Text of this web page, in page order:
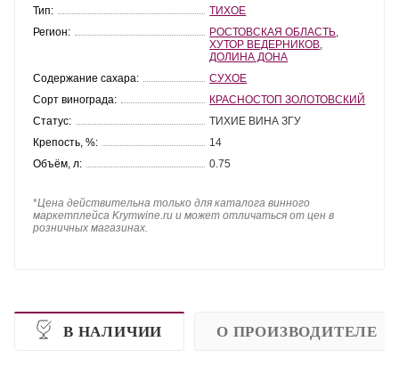
Тип:
ТИХОЕ
Регион:
РОСТОВСКАЯ ОБЛАСТЬ
ХУТОР ВЕДЕРНИКОВ
ДОЛИНА ДОНА
Содержание сахара:
СУХОЕ
Сорт винограда:
КРАСНОСТОП ЗОЛОТОВСКИЙ
Статус:
ТИХИЕ ВИНА ЗГУ
Крепость, %:
14
Объём, л:
0.75
*Цена действительна только для каталога винного
маркетплейса Krymwine.ru и может отличаться от цен в
розничных магазинах.
В НАЛИЧИИ О ПРОИЗВОДИТЕЛЕ